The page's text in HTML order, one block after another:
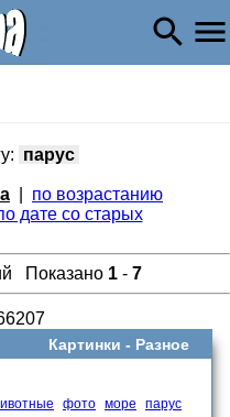
парус
по возрастанию
дате со старых
Показано 1- 7
Картинки - Разное
фото море парус